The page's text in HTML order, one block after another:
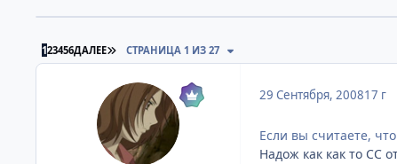
123456ДАЛЕЕ ПОСЛЕДНЯЯ СТРАНИЦА
СТРАНИЦА 1 ИЗ 27
29 Сентября, 200817 г
Если вы считаете,
Надож как как то СС